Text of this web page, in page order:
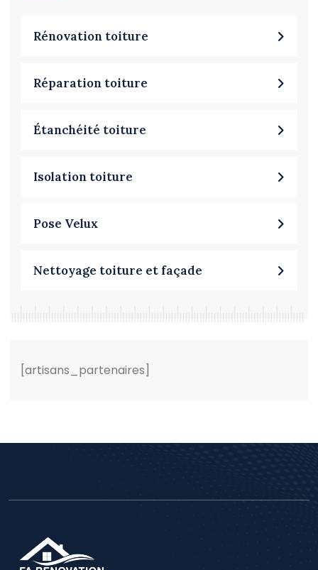
Rénovation toiture
Réparation toiture
Étanchéité toiture
Isolation toiture
Pose Velux
Nettoyage toiture et façade
[artisans_partenaires]